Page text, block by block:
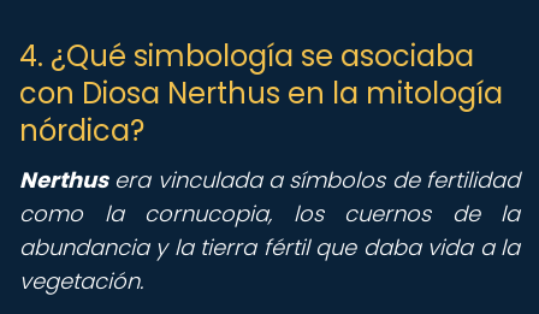
4. ¿Qué simbología se asociaba
con Diosa Nerthus en la mitología
nórdica?
Nerthusera vinculada a símbolos de fertilidad
como la cornucopia, los cuernos de la
abundancia y la tierra fértil que daba vida a la
vegetación.